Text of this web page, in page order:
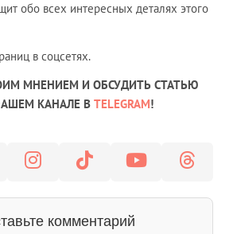
обо всех интересных деталях этого
в соцсетях.
МНЕНИЕМ И ОБСУДИТЬ СТАТЬЮ
КАНАЛЕ В TELEGRAM!
комментарий